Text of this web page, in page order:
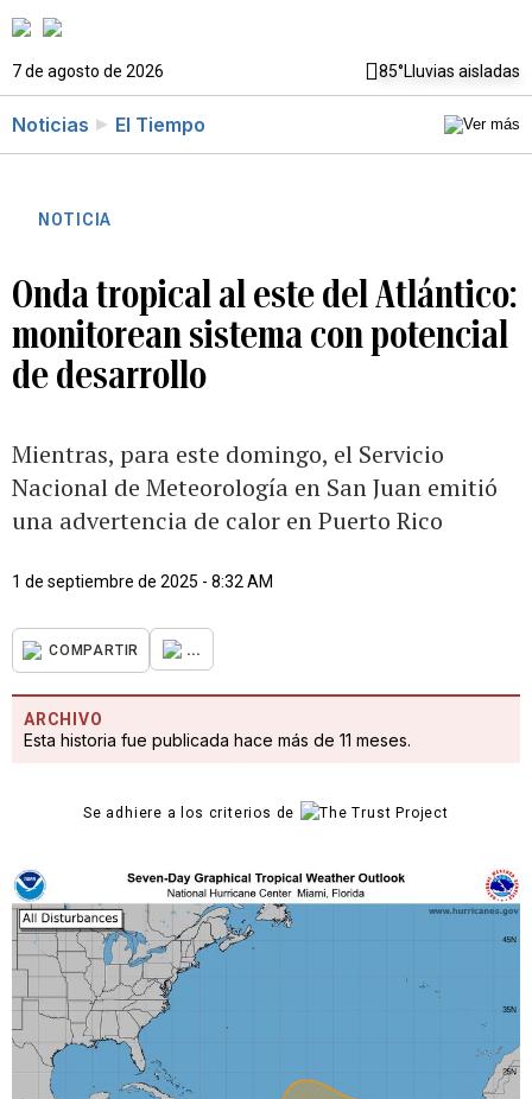
7 de agosto de 2026 85°Lluvias aisladas
Noticias El Tiempo
NOTICIA
Onda tropical al este del Atlántico:
monitorean sistema con potencial
de desarrollo
Mientras, para este domingo, el Servicio
Nacional de Meteorología en San Juan emitió
una advertencia de calor en Puerto Rico
1 de septiembre de 2025 - 8:32 AM
COMPARTIR ...
ARCHIVO
Esta historia fue publicada hace más de 11 meses.
Se adhiere a los criterios de